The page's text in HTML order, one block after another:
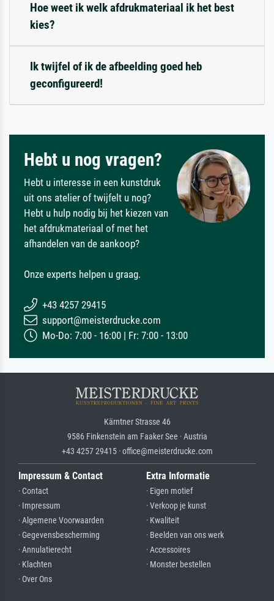
Hoe weet ik welk afdrukmateriaal ik het best
kies?
Ik twijfel of ik de afbeelding goed heb
geconfigureerd!
Hebt u nog vragen?
Hebt u interesse in een kunstdruk
uit ons atelier of twijfelt u nog?
Hebt u hulp nodig bij het kiezen van
het afdrukmateriaal of met het
afhandelen van de aankoop?
Onze experts helpen u graag.
+43 4257 29415
support@meisterdrucke.com
Mo-Do: 7:00 - 16:00 | Fr: 7:00 - 13:00
Kärntner Strasse 46
9586 Finkenstein am Faaker See · Austria
+43 4257 29415 · office@meisterdrucke.com
Impressum & Contact
· Contact
· Impressum
· Algemene Voorwaarden
· Gegevensbescherming
· Annulatierecht
· Klachten
· Over Ons
Extra Informatie
· Eigen motief
· Verkoop je kunst
· Kwaliteit
· Beelden van ons werk
· Accessoires
· Monster bestellen